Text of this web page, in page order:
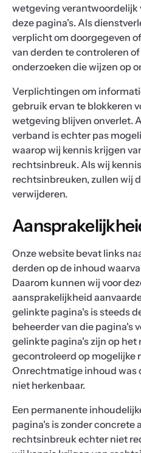
wetgeving verantwoordelijk
deze pagina's. Als
verplicht om doorgegeven
van derden te controleren
onderzoeken die wijzen op
Verplichtingen om
gebruik ervan te blokkeren
wetgeving blijven onverlet.
verband is echter pas
waarop wij kennis krijgen
rechtsinbreuk. Als wij
rechtsinbreuken, zullen wij
verwijderen.
Onze website bevat links
derden op de inhoud
Daarom kunnen wij voor
aansprakelijkheid
gelinkte pagina's is steeds
beheerder van die pagina's
gelinkte pagina's zijn op het
gecontroleerd op mogelijke
Onrechtmatige inhoud was
niet herkenbaar.
Een permanente
pagina's is zonder concrete
rechtsinbreuk echter niet